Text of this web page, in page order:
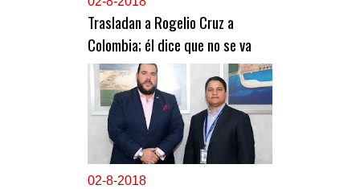
Trasladan a Rogelio Cruz a
Colombia; él dice que no se va
02-8-2018